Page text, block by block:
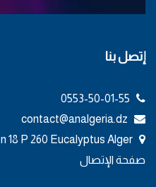
إتصل بنا
صفحة الإتصال